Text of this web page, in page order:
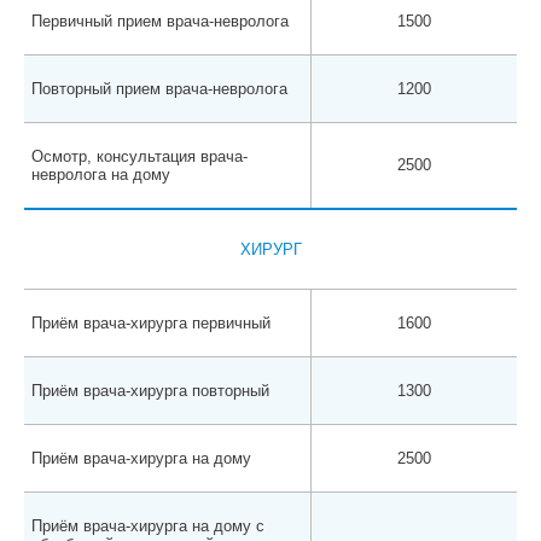
Первичный прием врача-невролога 1500
Повторный прием врача-невролога 1200
Осмотр, консультация врача-
невролога на дому
2500
ХИРУРГ
Приём врача-хирурга первичный 1600
Приём врача-хирурга повторный 1300
Приём врача-хирурга на дому 2500
Приём врача-хирурга на дому с